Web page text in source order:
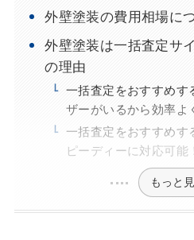
外壁塗装の費用相場に
外壁塗装は一括査定サ
の理由
一括査定をおすすめ
ザーがいるから効率よ
一括査定をおすすめ
ピーディーに対応可能！
もっと